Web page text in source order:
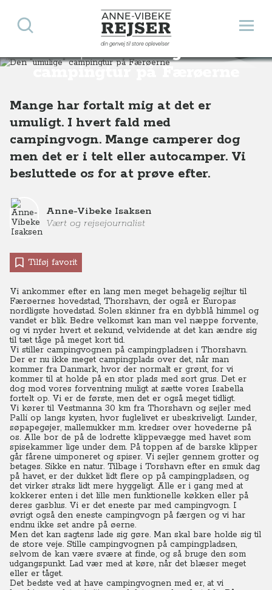
Anne-Vibeke Rejser
din genvej til store oplevelser
Åbn
Søg
Den "umulige"
campingtur på Færøerne
Destinationer Europa Færøerne Den "umulige" campingtur på Færøerne
Mange har fortalt mig at det er
umuligt. I hvert fald med
campingvogn. Mange camperer dog
men det er i telt eller autocamper. Vi
besluttede os for at prøve efter.
Anne-Vibeke Isaksen
Vært og rejsejournalist
Tilføj favorit
Vi ankommer efter en lang men meget behagelig sejltur til
Færøernes hovedstad, Thorshavn, der også er Europas
nordligste hovedstad. Solen skinner fra en dybblå himmel og
vandet er blik. Bedre velkomst kan man vel næppe forvente,
og vi nyder hvert et sekund, velvidende at det kan ændre sig
til tæt tåge på meget kort tid.
Vi stiller campingvognen på campingpladsen i Thorshavn.
Der er nu ikke meget campingplads over det, når man
kommer fra Danmark, hvor der normalt er grønt, for vi
kommer til at holde på en stor plads med sort grus. Det er
dog mod vores forventning muligt at sætte vores Isabella
fortelt op. Vi er de første, men det er også meget tidligt.
Vi kører til Vestmanna 30 km fra Thorshavn og sejler med
Pallí op langs kysten, hvor fuglelivet er ubeskriveligt. Lunder,
søpapegøjer, mallemukker m.m. kredser over hovederne på
os. Alle bor de på de lodrette klippevægge med havet som
spisekammer lige under dem. På toppen af de barske klipper
går fårene uimponeret og spiser. Vi sejler gennem grotter og
betages. Sikke en natur. Tilbage i Torshavn efter en smuk dag
på havet, er der dukket lidt flere op på campingpladsen, og
det virker straks lidt mere hyggeligt. Alle er i gang med at
kokkerer enten i det lille men funktionelle køkken eller på
deres gasblus. Vi er det eneste par med campingvogn. I
øvrigt også den eneste campingvogn på færgen og vi har
endnu ikke set andre på øerne.
Men det kan sagtens lade sig gøre. Man skal bare holde sig til
de store veje. Stille campingvognen på campingpladsen,
selvom de kan være svære at finde, og så bruge den som
udgangspunkt. Lad vær med at køre, når det blæser meget
eller er tåget.
Det bedste ved at have campingvognen med er, at vi